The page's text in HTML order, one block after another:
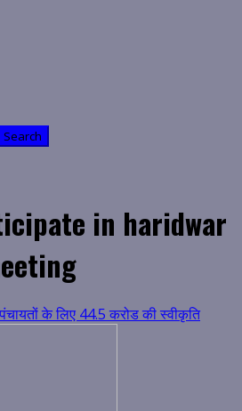
in haridwar
पंचायतों के लिए 44.5 करोड की स्वीकृति